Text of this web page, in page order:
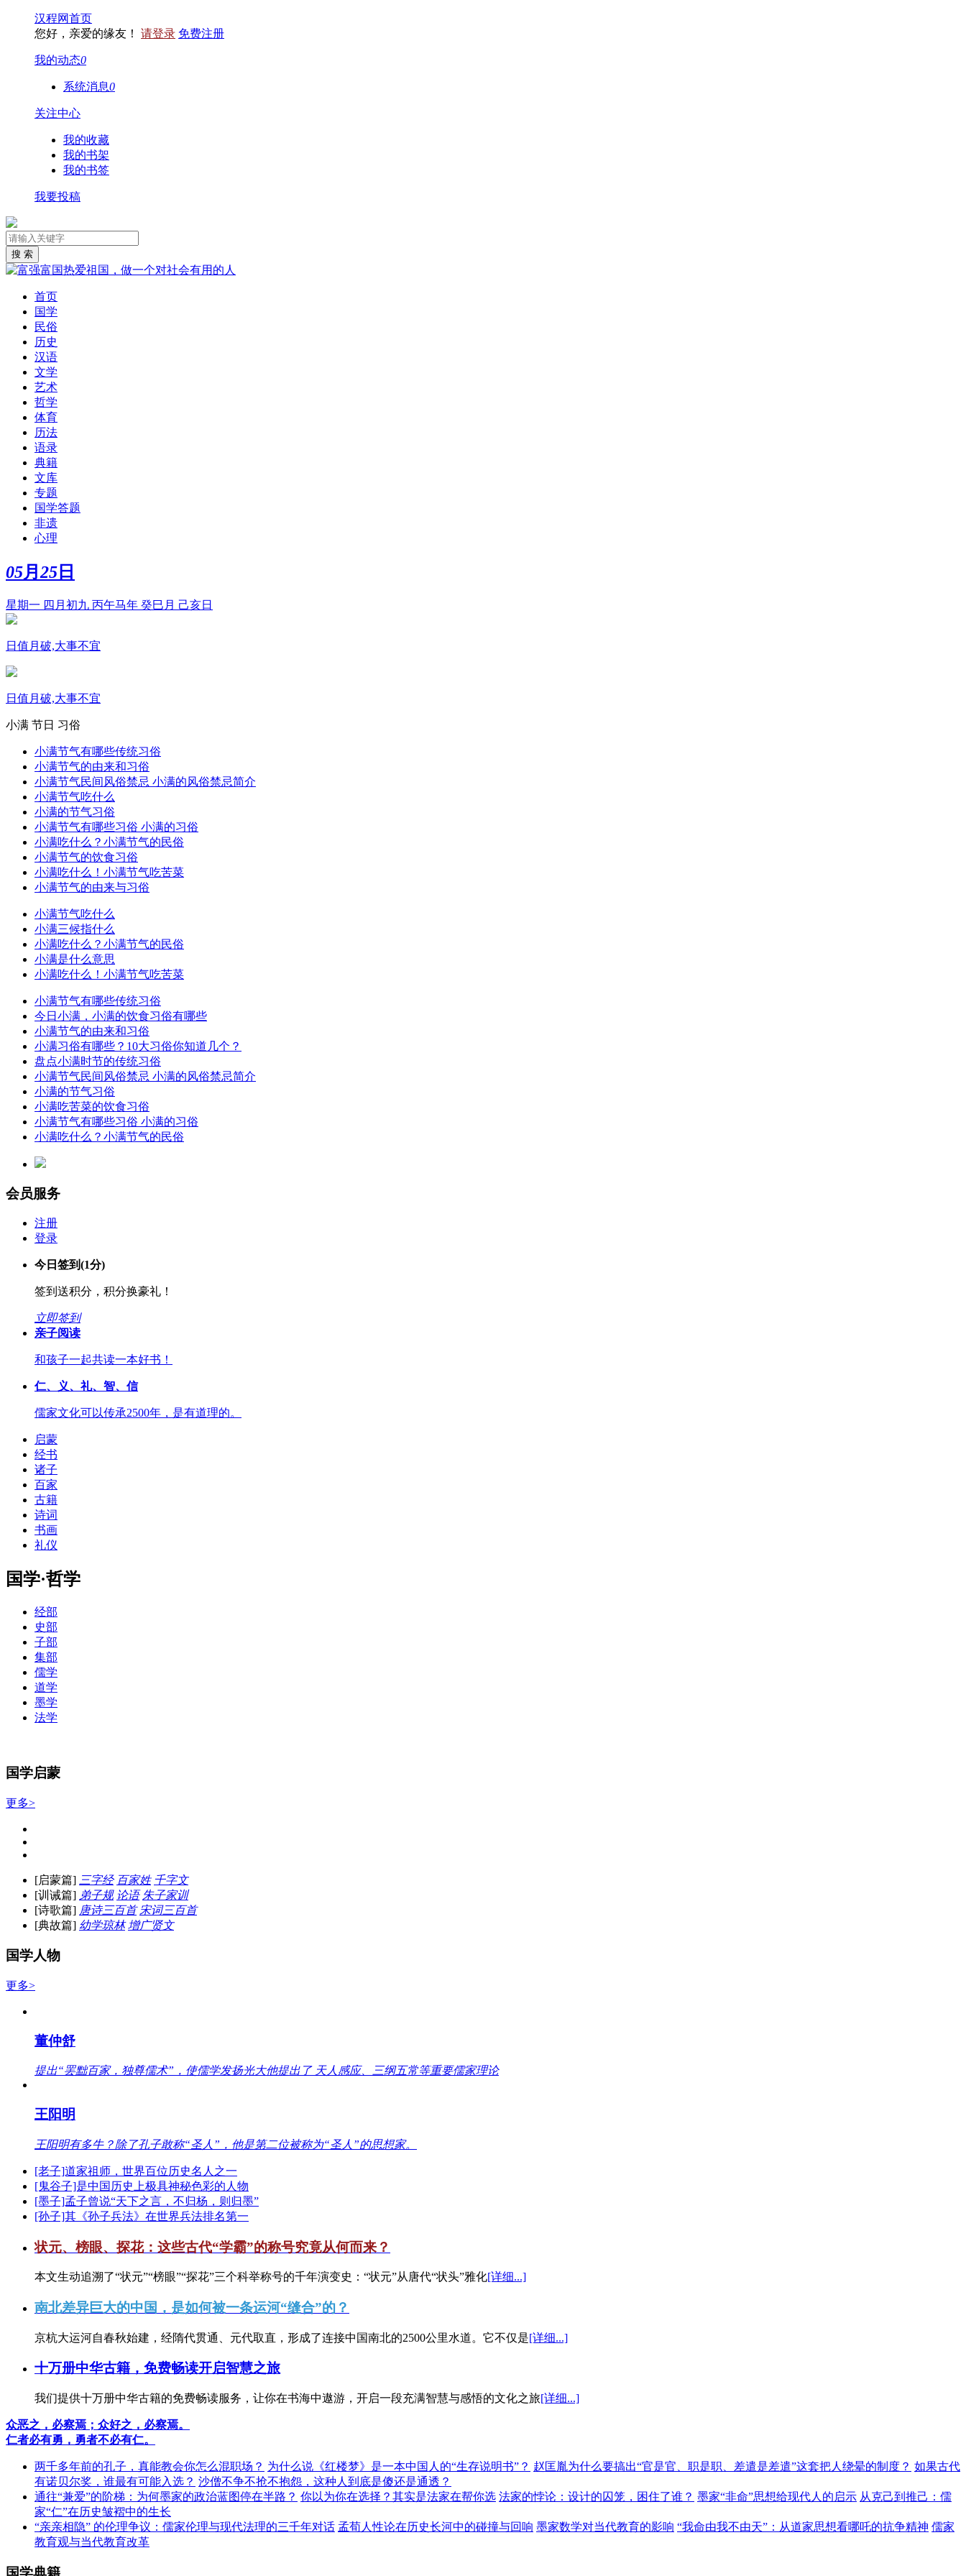
汉程网首页
您好，亲爱的缘友！ 请登录 免费注册
我的动态0
系统消息0
关注中心
我的收藏
我的书架
我的书签
我要投稿
首页
国学
民俗
历史
汉语
文学
艺术
哲学
体育
历法
语录
典籍
文库
专题
国学答题
非遗
心理
05月 25 日
星期一 四月初九 丙午马年 癸巳月 己亥日
日值月破,大事不宜
日值月破,大事不宜
小满 节日 习俗
小满节气有哪些传统习俗
小满节气的由来和习俗
小满节气民间风俗禁忌 小满的风俗禁忌简介
小满节气吃什么
小满的节气习俗
小满节气有哪些习俗 小满的习俗
小满吃什么？小满节气的民俗
小满节气的饮食习俗
小满吃什么！小满节气吃苦菜
小满节气的由来与习俗
小满节气吃什么
小满三候指什么
小满吃什么？小满节气的民俗
小满是什么意思
小满吃什么！小满节气吃苦菜
小满节气有哪些传统习俗
今日小满，小满的饮食习俗有哪些
小满节气的由来和习俗
小满习俗有哪些？10大习俗你知道几个？
盘点小满时节的传统习俗
小满节气民间风俗禁忌 小满的风俗禁忌简介
小满的节气习俗
小满吃苦菜的饮食习俗
小满节气有哪些习俗 小满的习俗
小满吃什么？小满节气的民俗
会员服务
注册
登录
今日签到(1分)
签到送积分，积分换豪礼！
立即签到
亲子阅读
和孩子一起共读一本好书！
仁、义、礼、智、信
儒家文化可以传承2500年，是有道理的。
启蒙
经书
诸子
百家
古籍
诗词
书画
礼仪
国学·哲学
经部
史部
子部
集部
儒学
道学
墨学
法学
国学启蒙
更多>
[启蒙篇] 三字经 百家姓 千字文
[训诫篇] 弟子规 论语 朱子家训
[诗歌篇] 唐诗三百首 宋词三百首
[典故篇] 幼学琼林 增广贤文
国学人物
更多>
董仲舒
提出“罢黜百家，独尊儒术”，使儒学发扬光大他提出了 天人感应、三纲五常等重要儒家理论
王阳明
王阳明有多牛？除了孔子敢称“圣人”，他是第二位被称为“圣人”的思想家。
[老子]道家祖师，世界百位历史名人之一
[鬼谷子]是中国历史上极具神秘色彩的人物
[墨子]孟子曾说“天下之言，不归杨，则归墨”
[孙子]其《孙子兵法》在世界兵法排名第一
状元、榜眼、探花：这些古代“学霸”的称号究竟从何而来？
本文生动追溯了“状元”“榜眼”“探花”三个科举称号的千年演变史：“状元”从唐代“状头”雅化[详细...]
南北差异巨大的中国，是如何被一条运河“缝合”的？
京杭大运河自春秋始建，经隋代贯通、元代取直，形成了连接中国南北的2500公里水道。它不仅是[详细...]
十万册中华古籍，免费畅读开启智慧之旅
我们提供十万册中华古籍的免费畅读服务，让你在书海中遨游，开启一段充满智慧与感悟的文化之旅[详细...]
众恶之，必察焉；众好之，必察焉。
仁者必有勇，勇者不必有仁。
两千多年前的孔子，真能教会你怎么混职场？ 为什么说《红楼梦》是一本中国人的“生存说明书”？ 赵匡胤为什么要搞出“官是官、职是职、差遣是差遣”这套把人绕晕的制度？ 如果古代
有诺贝尔奖，谁最有可能入选？ 沙僧不争不抢不抱怨，这种人到底是傻还是通透？
通往“兼爱”的阶梯：为何墨家的政治蓝图停在半路？ 你以为你在选择？其实是法家在帮你选 法家的悖论：设计的囚笼，困住了谁？ 墨家“非命”思想给现代人的启示 从克己到推己：儒
家“仁”在历史皱褶中的生长
“亲亲相隐” 的伦理争议：儒家伦理与现代法理的三千年对话 孟荀人性论在历史长河中的碰撞与回响 墨家数学对当代教育的影响 “我命由我不由天”：从道家思想看哪吒的抗争精神 儒家
教育观与当代教育改革
国学典籍